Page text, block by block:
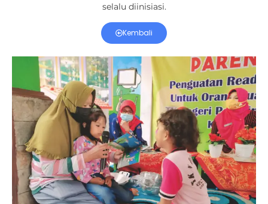
selalu diinisiasi.
Kembali